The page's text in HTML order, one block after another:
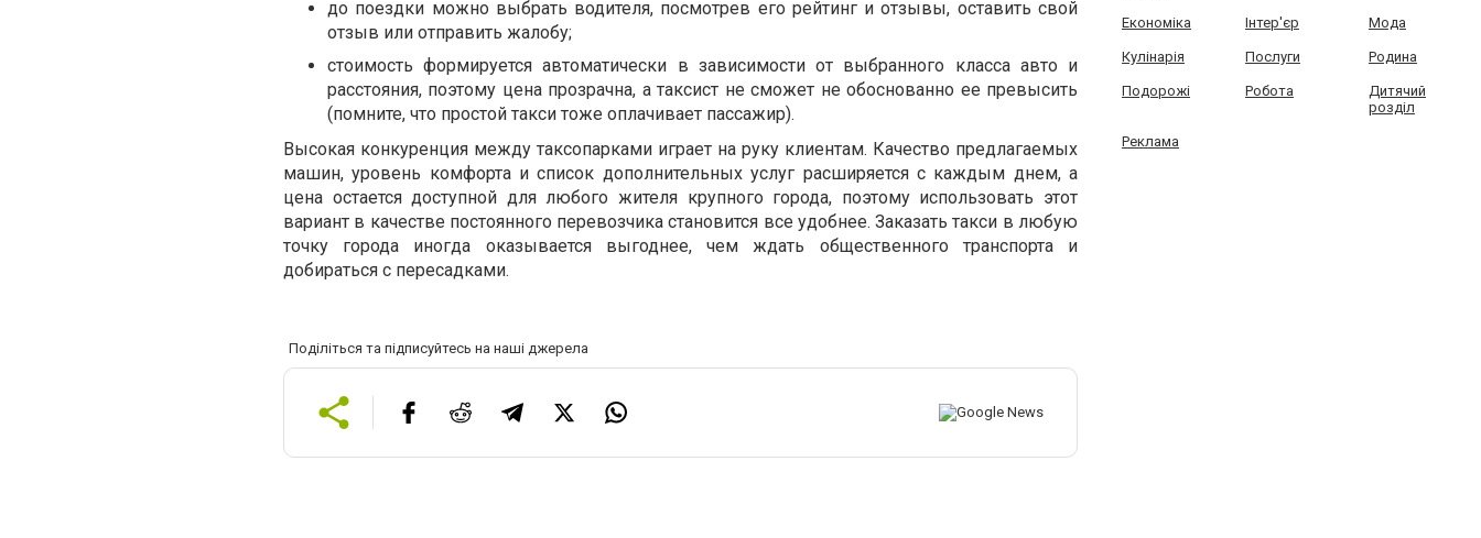
до поездки можно выбрать водителя, посмотрев его рейтинг и отзывы, оставить свой
отзыв или отправить жалобу;
стоимость формируется автоматически в зависимости от выбранного класса авто и
расстояния, поэтому цена прозрачна, а таксист не сможет не обоснованно ее превысить
(помните, что простой такси тоже оплачивает пассажир).
Высокая конкуренция между таксопарками играет на руку клиентам. Качество предлагаемых
машин, уровень комфорта и список дополнительных услуг расширяется с каждым днем, а
цена остается доступной для любого жителя крупного города, поэтому использовать этот
вариант в качестве постоянного перевозчика становится все удобнее. Заказать такси в любую
точку города иногда оказывается выгоднее, чем ждать общественного транспорта и
добираться с пересадками.
Поділіться та підписуйтесь на наші джерела
Економіка Інтер'єр Мода
Кулінарія Послуги Родина
Подорожі Робота
Дитячий
розділ
Реклама